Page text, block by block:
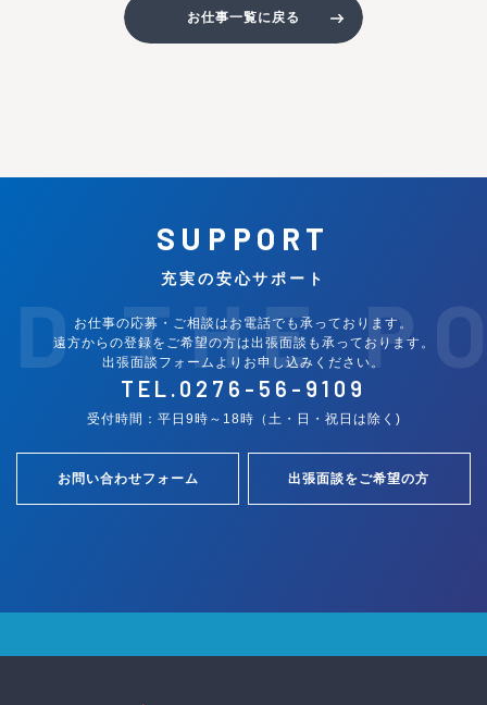
お仕事一覧に戻る
THE
SUPPORT
充実の安心サポート
お仕事の応募・ご相談はお電話でも承っております。
遠方からの登録をご希望の方は出張面談も承っております。
出張面談フォームよりお申し込みください。
TEL. 0276-56-9109
受付時間：平日9時～18時（土・日・祝日は除く)
お問い合わせフォーム 出張面談をご希望の方